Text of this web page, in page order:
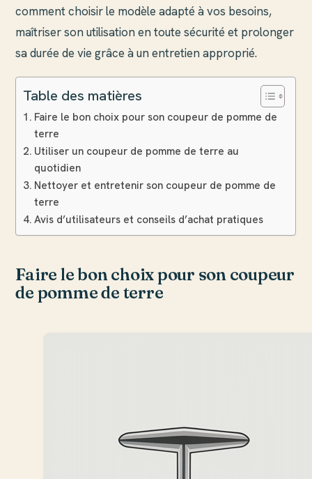
comment choisir le modèle adapté à vos besoins,
maîtriser son utilisation en toute sécurité et prolonger
sa durée de vie grâce à un entretien approprié.
Table des matières
Faire le bon choix pour son coupeur de pomme de
terre
Utiliser un coupeur de pomme de terre au
quotidien
Nettoyer et entretenir son coupeur de pomme de
terre
Avis d’utilisateurs et conseils d’achat pratiques
Faire le bon choix pour son coupeur
de pomme de terre